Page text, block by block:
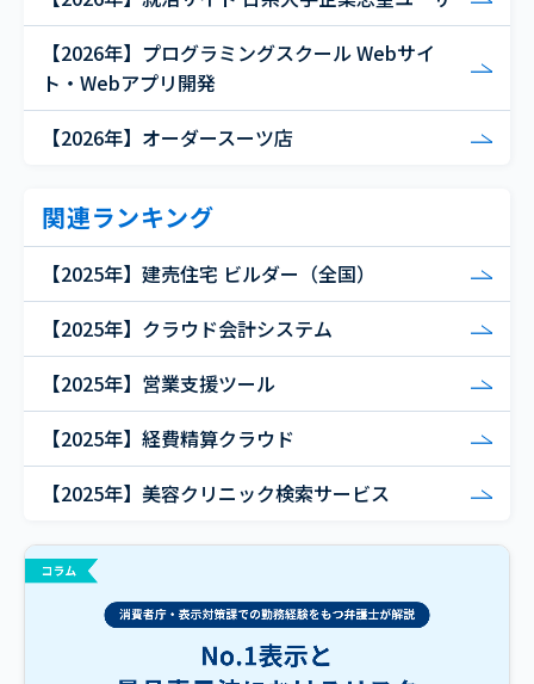
【2026年】プログラミングスクール Webサイ
ト・Webアプリ開発
【2026年】オーダースーツ店
関連ランキング
【2025年】建売住宅 ビルダー（全国）
【2025年】クラウド会計システム
【2025年】営業支援ツール
【2025年】経費精算クラウド
【2025年】美容クリニック検索サービス